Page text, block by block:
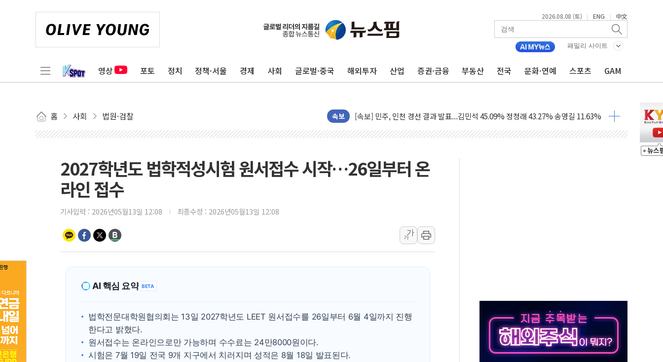
2026.08.08 (토) | ENG | 中文
패밀리 사이트
영상 포토 정치 정책·서울 경제 사회 글로벌·중국 해외투자 산업 증권·금융 부동산 전국 문화·연예 스포츠 GAM
홈 사회 법원·검찰 속보
김민석, 2주차 제주·인천 경선서 정청래에 승리...47.75% vs 42.08%
[속보] 민주, 제주 경선 결과 발표...김민석 52.64% 정청래 39.89% 송영길 7.47%
이번주 국내 주요 금융일정(8.10~8.14)
강릉·동해·삼척 시간당 최대 50㎜ 폭우…강원 동해안 강한 비 이어져
폐기물 수거하다 참변…60대 환경미화원 수거차에 치여 사망
추미애, '위안부' 피해자 기림의 날 참석..."국제적 시민 연대로 목소리 내야"
인천 선재도 갯벌서 해루질 중 실종 60대 나흘만에 숨진 채 발견
인천서 말다툼 중 어머니 흉기 살해 10대 아들 체포
동해중부 전 해상 풍랑주의보…10일까지 최대 3.5m 높은 물결
연일 폭염에 온열질환 사망 23명…정부, 비상대응기구 가동
中 전방위 아파트 부양, 수도 베이징도 부동산 규제 철폐
인제 용대리 계곡서 수위 상승으로 피서객 7명 고립…전원 구조
2027학년도 법학적성시험 원서접수 시작…26일부터 온
라인 접수
기사입력 : 2026년05월13일 12:08 최종수정 : 2026년05월13일 12:08
가
가
AI 핵심 요약 BETA
법학전문대학원협의회는 13일 2027학년도 LEET 원서접수를 26일부터 6월 4일까지 진행
한다고 밝혔다.
원서접수는 온라인으로만 가능하며 수수료는 24만8000원이다.
시험은 7월 19일 전국 9개 지구에서 치러지며 성적은 8월 18일 발표된다.